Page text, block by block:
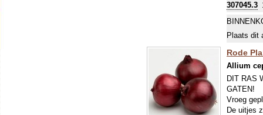
307045.3
Plaats dit
Rode
Allium
DIT RAS
GATEN!
Vroeg
De uitjes